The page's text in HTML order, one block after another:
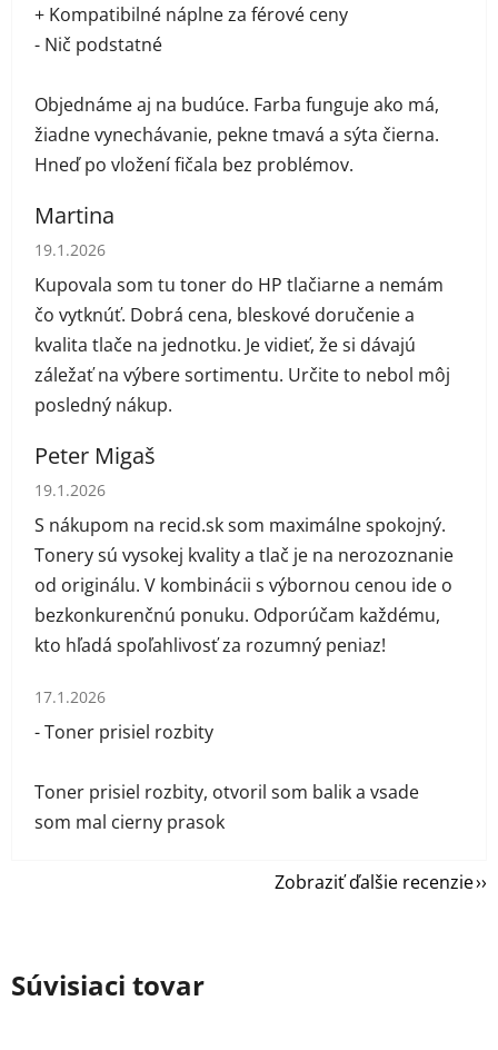
+ Kompatibilné náplne za férové ceny
- Nič podstatné
Objednáme aj na budúce. Farba funguje ako má,
žiadne vynechávanie, pekne tmavá a sýta čierna.
Hneď po vložení fičala bez problémov.
Martina
Hodnotenie obchodu je 5 z 5 hviezdičiek.
19.1.2026
Kupovala som tu toner do HP tlačiarne a nemám
čo vytknúť. Dobrá cena, bleskové doručenie a
kvalita tlače na jednotku. Je vidieť, že si dávajú
záležať na výbere sortimentu. Určite to nebol môj
posledný nákup.
Peter Migaš
Hodnotenie obchodu je 5 z 5 hviezdičiek.
19.1.2026
S nákupom na recid.sk som maximálne spokojný.
Tonery sú vysokej kvality a tlač je na nerozoznanie
od originálu. V kombinácii s výbornou cenou ide o
bezkonkurenčnú ponuku. Odporúčam každému,
kto hľadá spoľahlivosť za rozumný peniaz!
Hodnotenie obchodu je 1 z 5 hviezdičiek.
17.1.2026
- Toner prisiel rozbity
Toner prisiel rozbity, otvoril som balik a vsade
som mal cierny prasok
Zobraziť ďalšie recenzie
Súvisiaci tovar